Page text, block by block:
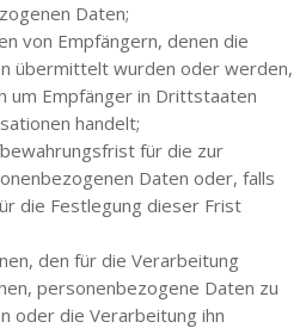
Daten;
von Empfängern, denen die
übermittelt wurden oder werden,
um Empfänger in Drittstaaten
handelt;
für die zur
Daten oder, falls
die Festlegung dieser Frist
den für die Verarbeitung
personenbezogene Daten zu
oder die Verarbeitung ihn